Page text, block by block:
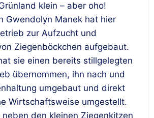
klein – aber oho!
Gwendolyn Manek hat hier
zur Aufzucht und
Ziegenböckchen aufgebaut.
sie einen bereits stillgelegten
übernommen, ihn nach und
umgebaut und direkt
Wirtschaftsweise umgestellt.
den kleinen Ziegenkitzen